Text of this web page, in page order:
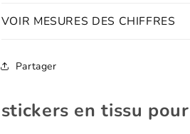
VOIR MESURES DES CHIFFRES
Partager
stickers en tissu